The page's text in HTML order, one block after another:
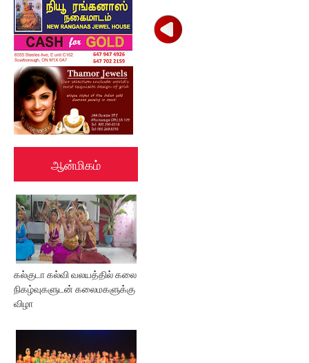
ஆன்மிகம்
கல்குடா கல்வி வலயத்தில் கலை
நிகழ்வுகளுடன் கலைமகளுக்கு
விழா